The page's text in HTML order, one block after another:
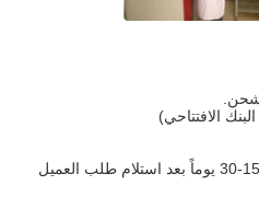
عادةً ما نقوم بتسليم البضائع خلال 15-30 يوماً بعد استلام طلب العميل